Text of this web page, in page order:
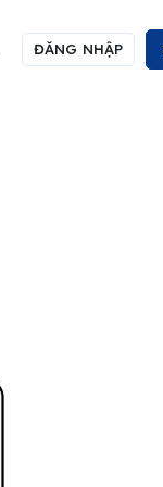
ĐĂNG NHẬP